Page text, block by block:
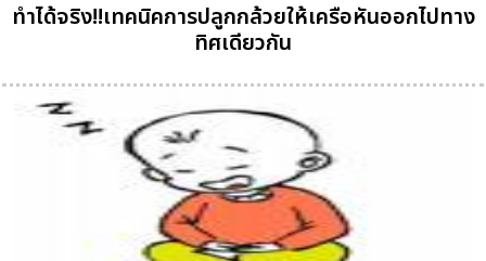
ทำได้จริง!!เทคนิคการปลูกกล้วยให้เครือหันออกไปทาง
ทิศเดียวกัน